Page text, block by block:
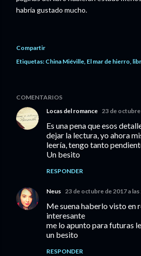
habría gustado mucho.
Compartir
Etiquetas: China Miéville El mar de hierro
COMENTARIOS
Locas del romance 23 de octubre
Es una pena que esos
dejar la lectura, yo ahora
leería, tengo tanto
Un besito
RESPONDER
Neus 23 de octubre de 2017 a las
Me suena haberlo visto en
interesante
me lo apunto para futuras
un besito
RESPONDER